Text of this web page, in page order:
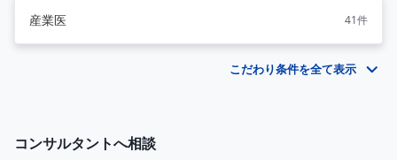
産業医 41件
こだわり条件を全て表示
コンサルタントへ相談